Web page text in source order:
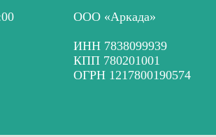
ООО «Аркада»
ИНН 7838099939
КПП 780201001
ОГРН 1217800190574